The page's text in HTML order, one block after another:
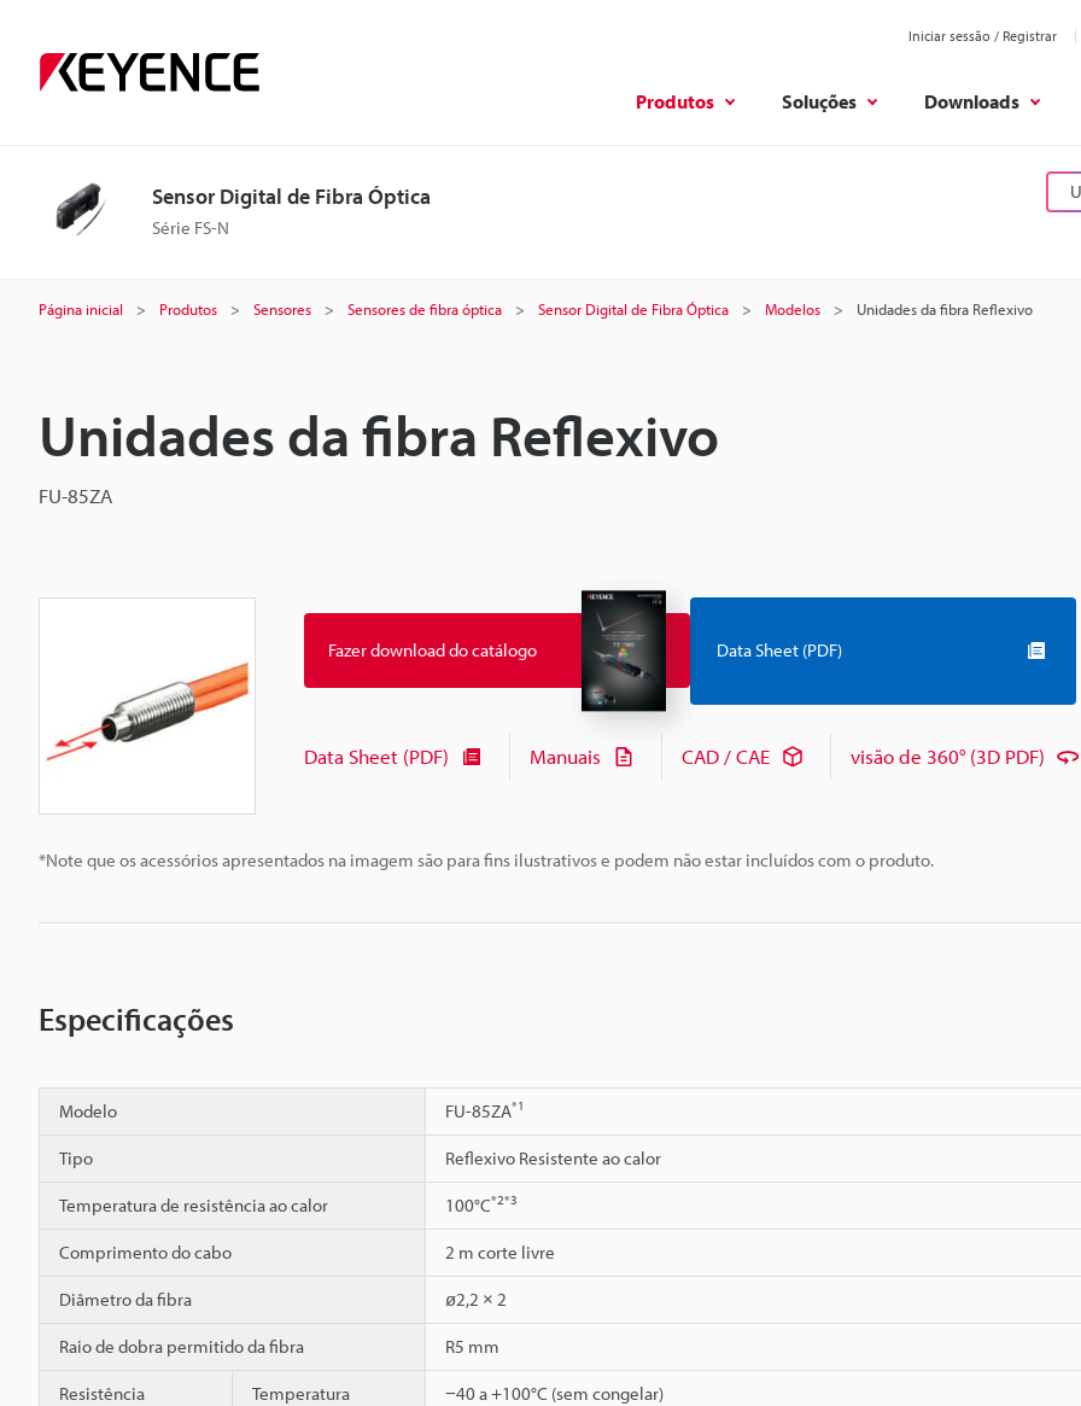
Iniciar sessão / Registrar
Produtos Soluções Downloads
Sensor Digital de Fibra Óptica
Série FS-N
Página inicial Produtos Sensores Sensores de fibra óptica Sensor Digital de Fibra Óptica Modelos Unidades da fibra Reflexivo
Unidades da fibra Reflexivo
FU-85ZA
*Note que os acessórios apresentados na imagem são para fins ilustrativos e podem não estar incluídos com o produto.
Fazer download do catálogo Data Sheet (PDF)
Data Sheet (PDF) Manuais CAD / CAE visão de 360° (3D PDF)
Especificações
Modelo FU-85ZA*1
Tipo Reflexivo Resistente ao calor
Temperatura de resistência ao calor 100°C*2*3
Comprimento do cabo 2 m corte livre
Diâmetro da fibra ø2,2 × 2
Raio de dobra permitido da fibra R5 mm
Resistência
Temperatura
−40 a +100°C (sem congelar)